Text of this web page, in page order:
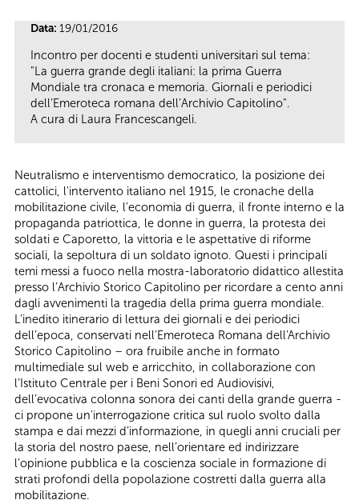
Data: 19/01/2016
Incontro per docenti e studenti universitari sul tema:
"La guerra grande degli italiani: la prima Guerra
Mondiale tra cronaca e memoria. Giornali e periodici
dell’Emeroteca romana dell’Archivio Capitolino".
A cura di Laura Francescangeli.
Neutralismo e interventismo democratico, la posizione dei
cattolici, l'intervento italiano nel 1915, le cronache della
mobilitazione civile, l'economia di guerra, il fronte interno e la
propaganda patriottica, le donne in guerra, la protesta dei
soldati e Caporetto, la vittoria e le aspettative di riforme
sociali, la sepoltura di un soldato ignoto. Questi i principali
temi messi a fuoco nella mostra-laboratorio didattico allestita
presso l’Archivio Storico Capitolino per ricordare a cento anni
dagli avvenimenti la tragedia della prima guerra mondiale.
L’inedito itinerario di lettura dei giornali e dei periodici
dell’epoca, conservati nell’Emeroteca Romana dell'Archivio
Storico Capitolino – ora fruibile anche in formato
multimediale sul web e arricchito, in collaborazione con
l’Istituto Centrale per i Beni Sonori ed Audiovisivi,
dell’evocativa colonna sonora dei canti della grande guerra -
ci propone un'interrogazione critica sul ruolo svolto dalla
stampa e dai mezzi d’informazione, in quegli anni cruciali per
la storia del nostro paese, nell’orientare ed indirizzare
l’opinione pubblica e la coscienza sociale in formazione di
strati profondi della popolazione costretti dalla guerra alla
mobilitazione.